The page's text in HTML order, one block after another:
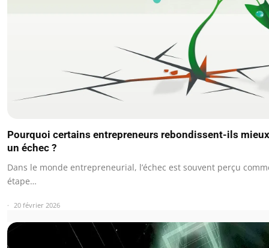
Pourquoi certains entrepreneurs rebondissent-ils
un échec ?
Dans le monde entrepreneurial, l’échec est souvent perçu
étape…
20 février 2026